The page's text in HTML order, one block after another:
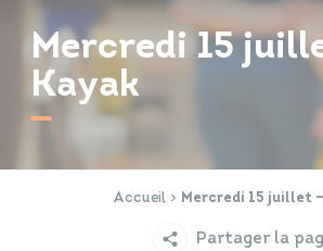
Mercredi 15
Kayak
Accueil Mercredi 15 juillet
Partager la